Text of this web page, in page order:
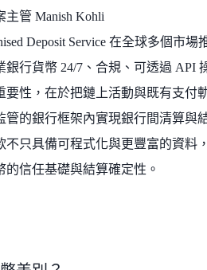
管 Manish Kohli
Deposit Service 在全球多個市場
銀行貨幣 24/7、合規、可透過 API
要性，在於把鏈上活動與既有支付
管的銀行框架內實現銀行間清算與
不只具備可程式化與更豐富的資料
的信任基礎與結算確定性。